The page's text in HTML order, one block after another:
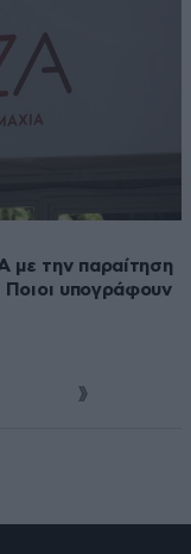
με την παραίτηση
Ποιοι υπογράφουν